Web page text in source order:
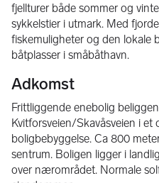
fjellturer både sommer og
sykkelstier i utmark. Med
fiskemuligheter og den lokale
båtplasser i småbåthavn.
Adkomst
Frittliggende enebolig
Kvitforsveien/Skavåsveien i et
boligbebyggelse. Ca 800
sentrum. Boligen ligger i
over nærområdet. Normale